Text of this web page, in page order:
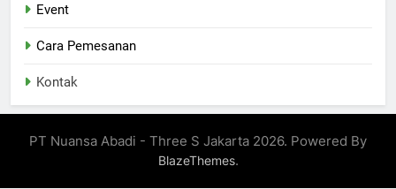
Event
Cara Pemesanan
Kontak
PT Nuansa Abadi - Three S Jakarta 2026. Powered By
BlazeThemes.